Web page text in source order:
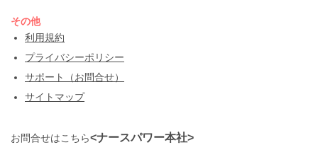
その他
利用規約
プライバシーポリシー
サポート（お問合せ）
サイトマップ
お問合せはこちら<ナースパワー本社>